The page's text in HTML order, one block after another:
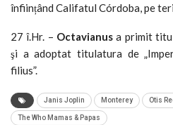
înființând Califatul Córdoba, pe
27 î.Hr. – Octavianus a primit
şi a adoptat titulatura de
filius”.
Janis Joplin Monterey Otis
The Who Mamas & Papas